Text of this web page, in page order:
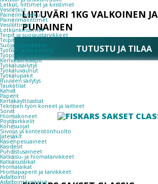
Letkut, liittimet ja kiristimet
Vesiletkut
Paineilmaletkut
Paineilmaliittimet
Vesiliittimet
Letkunkiristimet
Teipit ja suojaustarvikkeet
Teipit
Suojaustarvikkeet
Työtilat ja varastointi
Työpöydät ja kaapit
Kemikaalikaapit
Työkalusäilytys
Työkaluvaunut
Työkalupakit
Ruuvien säilytys
Taukotilat
Kahvit
Paperit
Kertakäyttöastiat
Teknisen työn koneet ja laitteet
Sorvit
Hiomakoneet
Pöytäsirkkelit
Konesuojat
Siivous ja kiinteistönhuolto
Jätesäkit
Käsienpesuaineet
Käsidesit
Puhdistusaineet
Katkaisu- ja hiomatarvikkeet
Katkaisulaikat
Hiomalaikat
Hiomapaperit ja tarvikkeet
Asfaltointi
Asfaltointityökalut
LIITUVÄRI 1KG VALKOINEN JA
PUNAINEN
TUTUSTU JA TILAA